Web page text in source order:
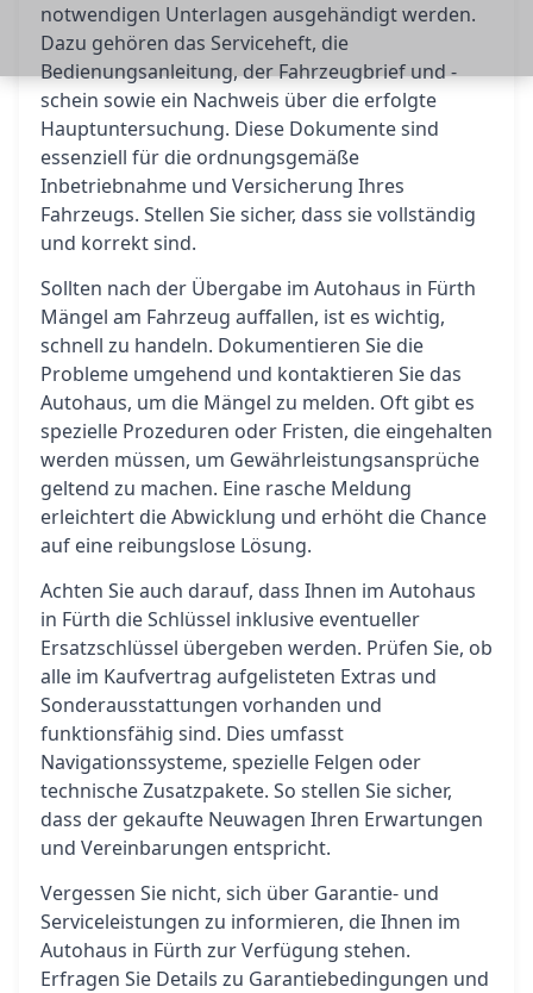
notwendigen Unterlagen ausgehändigt werden.
Dazu gehören das Serviceheft, die
Bedienungsanleitung, der Fahrzeugbrief und -
schein sowie ein Nachweis über die erfolgte
Hauptuntersuchung. Diese Dokumente sind
essenziell für die ordnungsgemäße
Inbetriebnahme und Versicherung Ihres
Fahrzeugs. Stellen Sie sicher, dass sie vollständig
und korrekt sind.
Sollten nach der Übergabe im Autohaus in Fürth
Mängel am Fahrzeug auffallen, ist es wichtig,
schnell zu handeln. Dokumentieren Sie die
Probleme umgehend und kontaktieren Sie das
Autohaus, um die Mängel zu melden. Oft gibt es
spezielle Prozeduren oder Fristen, die eingehalten
werden müssen, um Gewährleistungsansprüche
geltend zu machen. Eine rasche Meldung
erleichtert die Abwicklung und erhöht die Chance
auf eine reibungslose Lösung.
Achten Sie auch darauf, dass Ihnen im Autohaus
in Fürth die Schlüssel inklusive eventueller
Ersatzschlüssel übergeben werden. Prüfen Sie, ob
alle im Kaufvertrag aufgelisteten Extras und
Sonderausstattungen vorhanden und
funktionsfähig sind. Dies umfasst
Navigationssysteme, spezielle Felgen oder
technische Zusatzpakete. So stellen Sie sicher,
dass der gekaufte Neuwagen Ihren Erwartungen
und Vereinbarungen entspricht.
Vergessen Sie nicht, sich über Garantie- und
Serviceleistungen zu informieren, die Ihnen im
Autohaus in Fürth zur Verfügung stehen.
Erfragen Sie Details zu Garantiebedingungen und